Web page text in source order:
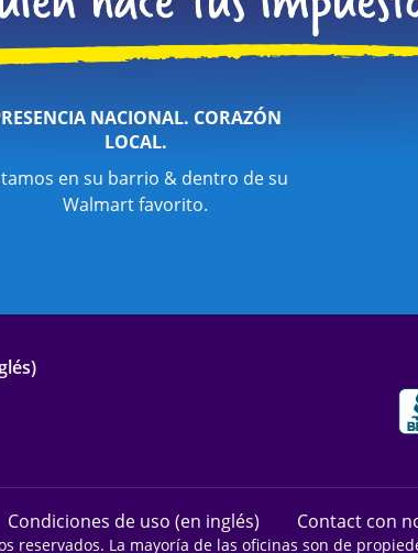
NACIONAL. CORAZÓN
LOCAL.
en su barrio & dentro de su
Walmart favorito.
Condiciones de uso (en inglés) Contact con
reservados. La mayoría de las oficinas son de